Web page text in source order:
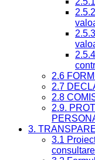
2.6
2.7
2.8
2.9.
3.
3.1